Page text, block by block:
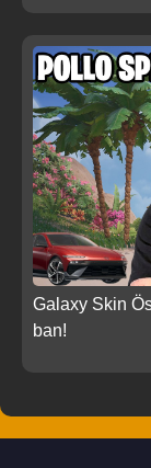
Galaxy Skin
ban!